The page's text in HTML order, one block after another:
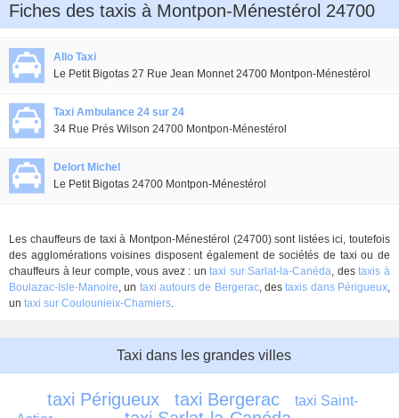
Fiches des taxis à Montpon-Ménestérol 24700
Allo Taxi
Le Petit Bigotas 27 Rue Jean Monnet 24700 Montpon-Ménestérol
Taxi Ambulance 24 sur 24
34 Rue Prés Wilson 24700 Montpon-Ménestérol
Delort Michel
Le Petit Bigotas 24700 Montpon-Ménestérol
Les chauffeurs de taxi à Montpon-Ménestérol (24700) sont listées ici, toutefois
des agglomérations voisines disposent également de sociétés de taxi ou de
chauffeurs à leur compte, vous avez : untaxi sur Sarlat-la-Canéda, destaxis à
Boulazac-Isle-Manoire, un taxi autours de Bergerac, destaxis dans Périgueux,
un taxi sur Coulounieix-Chamiers.
Taxi dans les grandes villes
taxi Périgueux taxi Bergerac
taxi Saint-